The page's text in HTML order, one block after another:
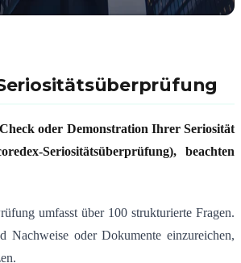
oder Demonstration Ihrer Seriosität
Seriositätsüberprüfung), beachten
umfasst über 100 strukturierte Fragen.
Nachweise oder Dokumente einzureichen,